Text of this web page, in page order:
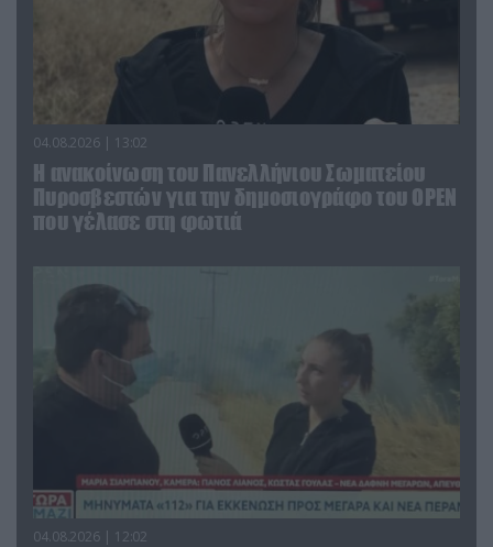
04.08.2026 | 13:02
Η ανακοίνωση του Πανελλήνιου Σωματείου
Πυροσβεστών για την δημοσιογράφο του OPEN
που γέλασε στη φωτιά
04.08.2026 | 12:02